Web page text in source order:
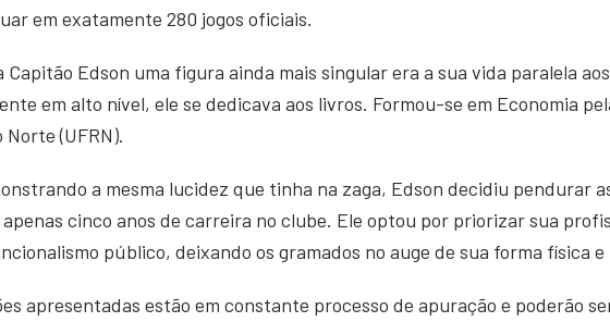
em exatamente 280 jogos oficiais.
Capitão Edson uma figura ainda mais singular era a sua vida paralela
em alto nível, ele se dedicava aos livros. Formou-se em Economia
Norte (UFRN).
a mesma lucidez que tinha na zaga, Edson decidiu pendurar
cinco anos de carreira no clube. Ele optou por priorizar sua
público, deixando os gramados no auge de sua forma física
apresentadas estão em constante processo de apuração e poderão